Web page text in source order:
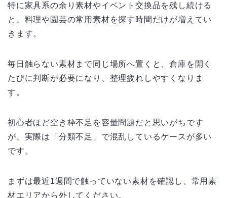
特に家具系の余り素材やイベント交換品を残し続ける
と、料理や園芸の常用素材を探す時間だけが増えてい
きます。
毎日触らない素材まで同じ場所へ置くと、倉庫を開く
たびに判断が必要になり、整理疲れしやすくなりま
す。
初心者ほど空き枠不足を容量問題だと思いがちです
が、実際は「分類不足」で混乱しているケースが多い
です。
まずは最近1週間で触っていない素材を確認し、常用素
材エリアから外してください。